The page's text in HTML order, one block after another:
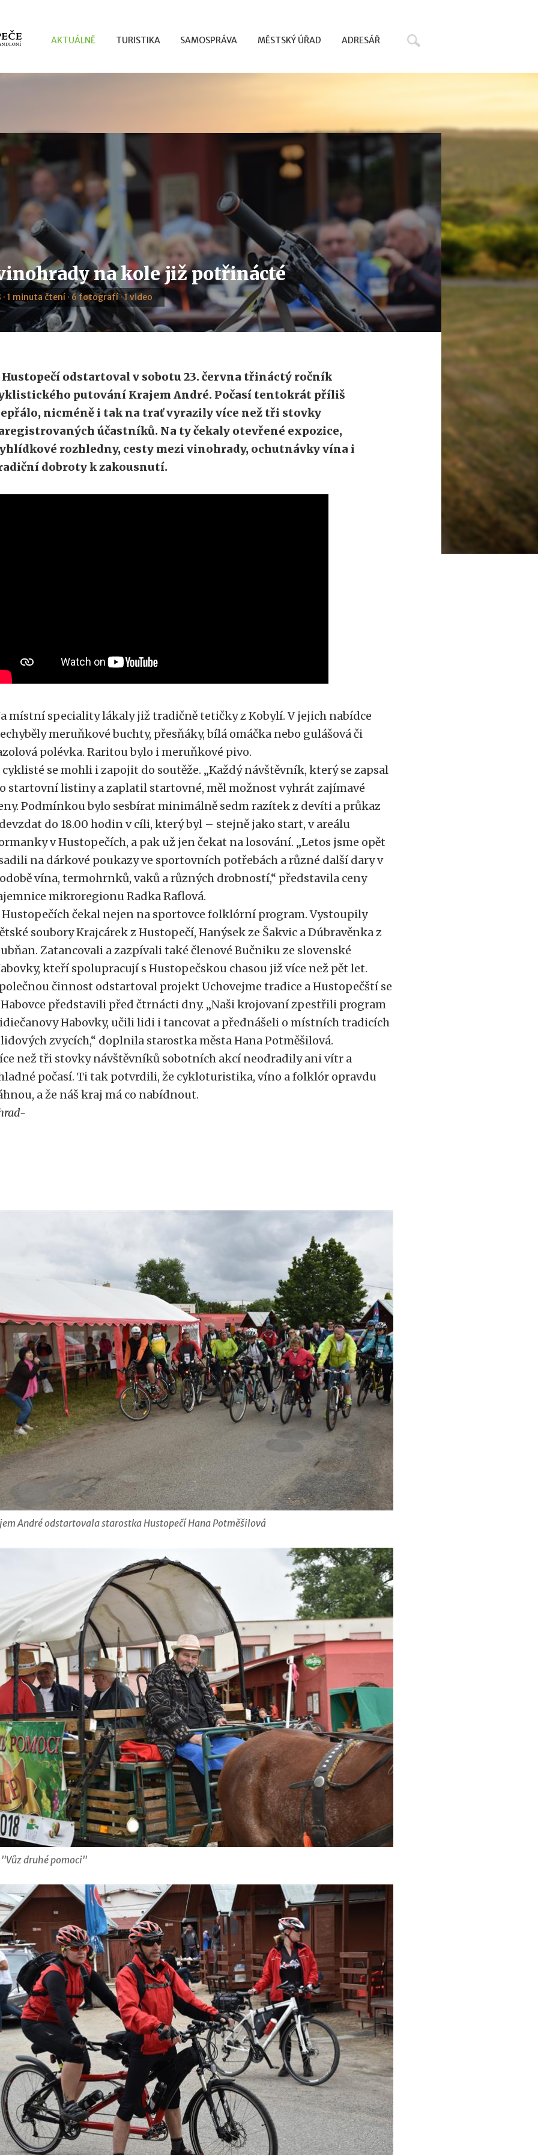
AKTUÁLNĚ TURISTIKA SAMOSPRÁVA MĚSTSKÝ ÚŘAD ADRESÁŘ
na kole již potřinácté
· 1 minuta čtení · 6 fotografí · 1 video
Hustopečí odstartoval v sobotu 23. června třináctý ročník
putování Krajem André. Počasí tentokrát příliš
nicméně i tak na trať vyrazily více než tři stovky
účastníků. Na ty čekaly otevřené expozice,
rozhledny, cesty mezi vinohrady, ochutnávky vína i
dobroty k zakousnutí.
místní speciality lákaly již tradičně tetičky z Kobylí. V jejich nabídce
meruňkové buchty, přesňáky, bílá omáčka nebo gulášová či
polévka. Raritou bylo i meruňkové pivo.
cyklisté se mohli i zapojit do soutěže. „Každý návštěvník, který se zapsal
startovní listiny a zaplatil startovné, měl možnost vyhrát zajímavé
Podmínkou bylo sesbírat minimálně sedm razítek z devíti a průkaz
do 18.00 hodin v cíli, který byl – stejně jako start, v areálu
v Hustopečích, a pak už jen čekat na losování. „Letos jsme opět
na dárkové poukazy ve sportovních potřebách a různé další dary v
vína, termohrnků, vaků a různých drobností,“ představila ceny
mikroregionu Radka Raflová.
Hustopečích čekal nejen na sportovce folklórní program. Vystoupily
soubory Krajcárek z Hustopečí, Hanýsek ze Šakvic a Dúbravěnka z
Zatancovali a zazpívali také členové Bučniku ze slovenské
kteří spolupracují s Hustopečskou chasou již více než pět let.
činnost odstartoval projekt Uchovejme tradice a Hustopečští se
představili před čtrnácti dny. „Naši krojovaní zpestřili program
Habovky, učili lidi i tancovat a přednášeli o místních tradicích
zvycích,“ doplnila starostka města Hana Potměšilová.
než tři stovky návštěvníků sobotních akcí neodradily ani vítr a
počasí. Ti tak potvrdili, že cykloturistika, víno a folklór opravdu
a že náš kraj má co nabídnout.
André odstartovala starostka Hustopečí Hana Potměšilová
"Vůz druhé pomoci"